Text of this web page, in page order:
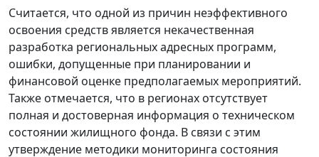
Считается, что одной из причин неэффективного
освоения средств является некачественная
разработка региональных адресных программ,
ошибки, допущенные при планировании и
финансовой оценке предполагаемых мероприятий.
Также отмечается, что в регионах отсутствует
полная и достоверная информация о техническом
состоянии жилищного фонда. В связи с этим
утверждение методики мониторинга состояния